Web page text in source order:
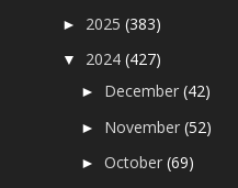
► 2025(383)
▼ 2024(427)
► December(42)
► November(52)
►October(69)